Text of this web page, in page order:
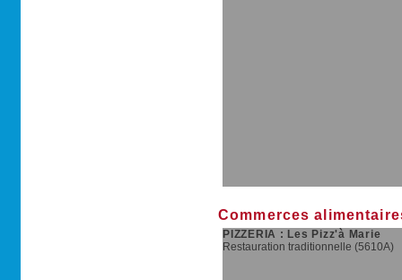
Commerces
PIZZERIA : Les Pizz'à Marie
Restauration traditionnelle (5610A)